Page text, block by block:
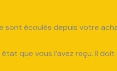
écoulés depuis votre
que vous l’avez reçu. Il